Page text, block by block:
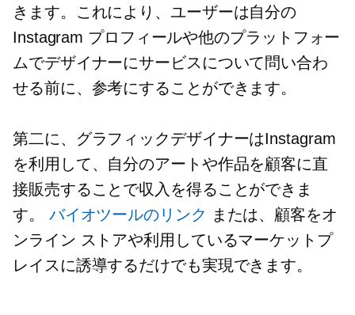
きます。これにより、ユーザーは自分の
Instagram プロフィールや他のプラットフォー
ムでデザイナーにサービスについて問い合わ
せる前に、参考にすることができます。
第二に、グラフィックデザイナーはInstagram
を利用して、自分のアートや作品を顧客に直
接販売することで収入を得ることができま
す。 バイオツールのリンク または、顧客をオ
ンライン ストアや利用しているマーケットプ
レイスに誘導するだけでも実現できます。